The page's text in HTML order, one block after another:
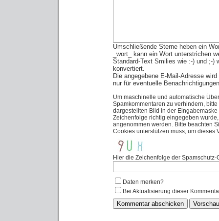
Umschließende Sterne heben ein
_wort_ kann ein Wort unterstrichen
Standard-Text Smilies wie :-) und ;-)
konvertiert.
Die angegebene E-Mail-Adresse
nur für eventuelle
Um maschinelle und automatische
Spamkommentaren zu verhindern,
dargestellten Bild in der
Zeichenfolge richtig eingegeben
angenommen werden. Bitte beachten
Cookies unterstützen muss, um dieses
Hier die Zeichenfolge der Spamschutz-
Daten merken?
Bei Aktualisierung dieser